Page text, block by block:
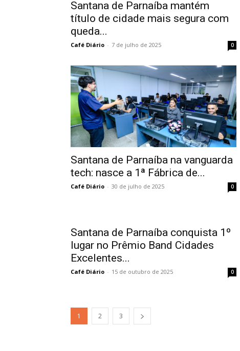
Santana de Parnaíba mantém
título de cidade mais segura com
queda...
Café Diário - 7 de julho de 2025 0
Santana de Parnaíba na vanguarda
tech: nasce a 1ª Fábrica de...
Café Diário - 30 de julho de 2025 0
Santana de Parnaíba conquista 1º
lugar no Prêmio Band Cidades
Excelentes...
Café Diário - 15 de outubro de 2025 0
1 2 3